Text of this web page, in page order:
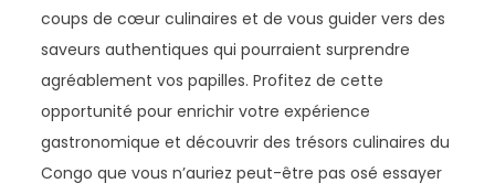
coups de cœur culinaires et de vous guider vers des
saveurs authentiques qui pourraient surprendre
agréablement vos papilles. Profitez de cette
opportunité pour enrichir votre expérience
gastronomique et découvrir des trésors culinaires du
Congo que vous n’auriez peut-être pas osé essayer